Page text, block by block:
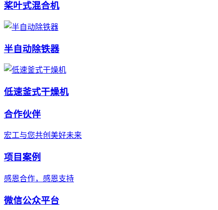
桨叶式混合机
半自动除铁器
低速釜式干燥机
合作伙伴
宏工与您共创美好未来
项目案例
感恩合作，感恩支持
微信公众平台